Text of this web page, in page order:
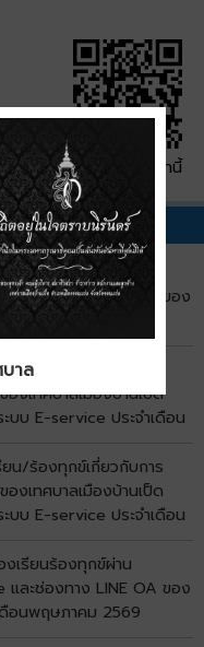
QR Code หน้านี้
เรียนร้องทุกข์ผ่าน
ละช่องทาง LINE OA ของ
อนมิถุนายน 2569
น/ร้องทุกข์เกี่ยวกับการ
งเทศบาลเมืองบ้านเป็ด
บบ E-service ประจำเดือน
ยน/ร้องทุกข์เกี่ยวกับการ
งเทศบาลเมืองบ้านเป็ด
บบ E-service ประจำเดือน
งเรียนร้องทุกข์ผ่าน
ละช่องทาง LINE OA ของ
ดือนพฤษภาคม 2569
บาล